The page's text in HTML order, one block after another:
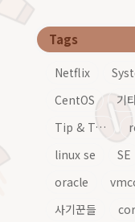
Tags
Netflix
CentOS
기
Tip & Tech
linux se
SE
oracle
사기꾼들